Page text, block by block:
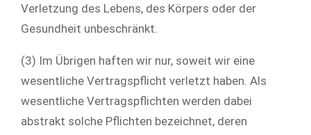
Verletzung des Lebens, des Körpers oder der
Gesundheit unbeschränkt.
(3) Im Übrigen haften wir nur, soweit wir eine
wesentliche Vertragspflicht verletzt haben. Als
wesentliche Vertragspflichten werden dabei
abstrakt solche Pflichten bezeichnet, deren